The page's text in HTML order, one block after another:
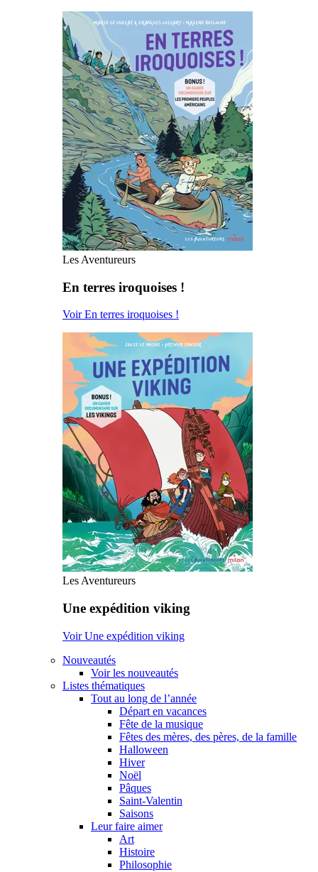
Les Aventureurs
En terres iroquoises !
Voir En terres iroquoises !
Les Aventureurs
Une expédition viking
Voir Une expédition viking
Nouveautés
Voir les nouveautés
Listes thématiques
Tout au long de l’année
Départ en vacances
Fête de la musique
Fêtes des mères, des pères, de la famille
Halloween
Hiver
Noël
Pâques
Saint-Valentin
Saisons
Leur faire aimer
Art
Histoire
Philosophie